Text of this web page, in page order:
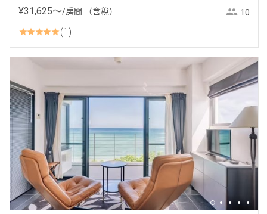
¥31,625〜/房間 （含稅） 10
1